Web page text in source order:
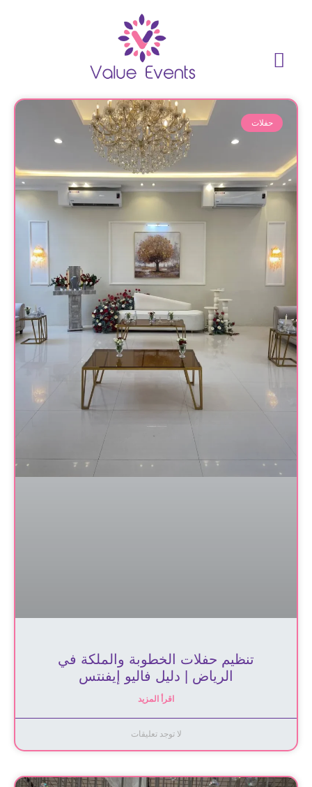
حفلات
تنظيم حفلات الخطوبة والملكة في
الرياض | دليل فاليو إيفنتس
اقرأ المزيد
لا توجد تعليقات